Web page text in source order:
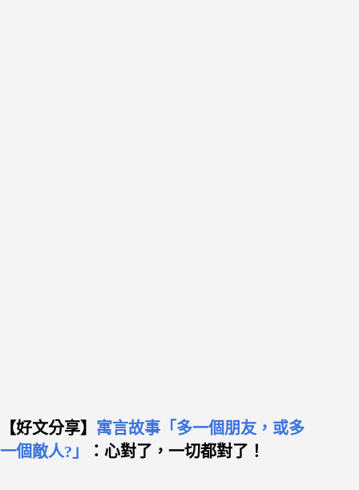
【好文分享】 寓言故事「多一個朋友，或多
一個敵人?」
：心對了，一切都對了！